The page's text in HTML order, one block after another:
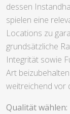
dessen
spielen eine
Locations zu
grundsätzliche
Integrität sowie
Art
weitreichend vor
Qualität wählen: